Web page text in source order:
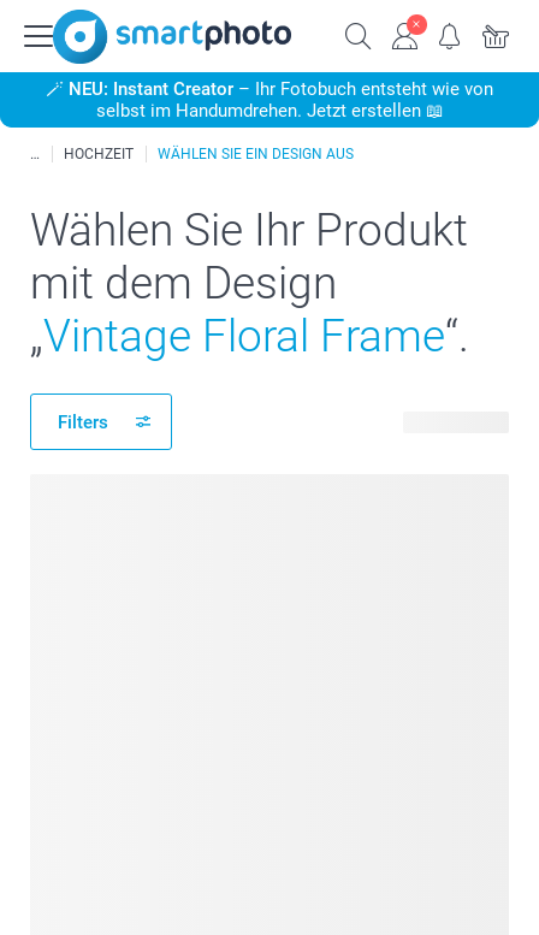
🪄 NEU: Instant Creator – Ihr Fotobuch entsteht wie von
selbst im Handumdrehen. Jetzt erstellen 📖
HOCHZEIT WÄHLEN SIE EIN DESIGN AUS
Wählen Sie Ihr Produkt
mit dem Design
„Vintage Floral Frame“.
Filters